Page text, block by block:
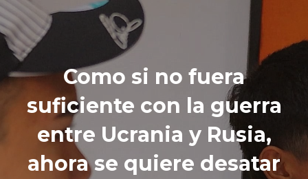
Como si no fuera
suficiente con la guerra
entre Ucrania y Rusia,
ahora se quiere desatar